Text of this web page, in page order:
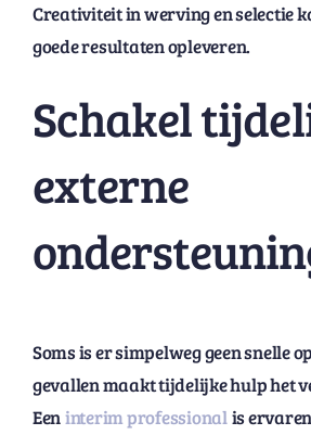
Creativiteit in werving en selectie
goede resultaten opleveren.
Schakel
externe
Soms is er simpelweg geen snelle
gevallen maakt tijdelijke hulp het
Eeninterim professionalis